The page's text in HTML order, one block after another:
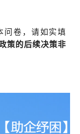
问卷，请如实填
策的后续决策非